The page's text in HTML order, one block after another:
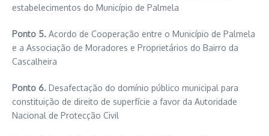
estabelecimentos do Município de Palmela
Ponto 5. Acordo de Cooperação entre o Município de Palmela
e a Associação de Moradores e Proprietários do Bairro da
Cascalheira
Ponto 6. Desafectação do domínio público municipal para
constituição de direito de superfície a favor da Autoridade
Nacional de Protecção Civil